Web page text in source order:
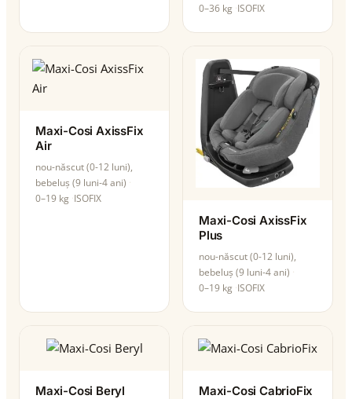
0–36 kg ISOFIX
Maxi-Cosi AxissFix
Air
nou-născut (0-12 luni),
bebeluș (9 luni-4 ani)
0–19 kg ISOFIX
Maxi-Cosi AxissFix
Plus
nou-născut (0-12 luni),
bebeluș (9 luni-4 ani)
0–19 kg ISOFIX
Maxi-Cosi Beryl Maxi-Cosi CabrioFix